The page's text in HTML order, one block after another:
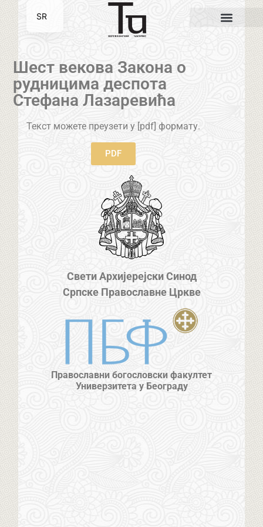
Шест векова Закона о
рудницима деспота
Стефана Лазаревића
Текст можете преузети у [pdf] формату.
PDF
Свети Архијерејски Синод
Српске Православне Цркве
Православни богословски факултет
Универзитета у Београду
SR
EN